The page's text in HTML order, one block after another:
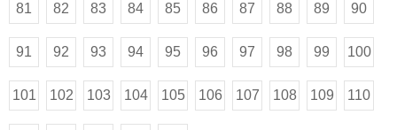
81 82 83 84 85 86 87 88 89 90
91 92 93 94 95 96 97 98 99 100
101 102 103 104 105 106 107 108 109 110